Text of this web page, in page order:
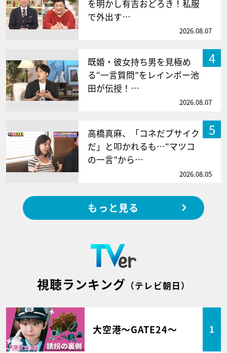
を明かし有吉おどろき！私服
で外出す…
2026.08.07
4
既婚・彼女持ち男を見極め
る“一言質問”をレインボー池
田が伝授！…
2026.08.07
5
高橋真麻、「コネだブサイク
だ」と叩かれるも…“マツコ
の一言”から…
2026.08.05
もっと見る
視聴ランキング （テレビ朝日）
大空港～GATE24～ 1